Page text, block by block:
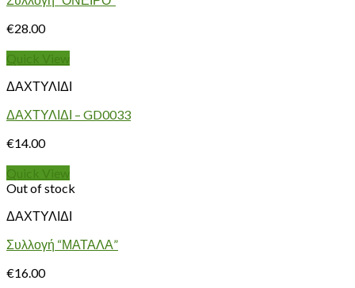
€28.00
Quick View
ΔΑΧΤΥΛΙΔΙ
ΔΑΧΤΥΛΙΔΙ – GD0033
€14.00
Quick View
Out of stock
ΔΑΧΤΥΛΙΔΙ
Συλλογή “ΜΑΤΑΛΑ”
€16.00